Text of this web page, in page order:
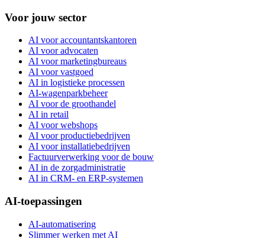
Voor jouw sector
AI voor accountantskantoren
AI voor advocaten
AI voor marketingbureaus
AI voor vastgoed
AI in logistieke processen
AI-wagenparkbeheer
AI voor de groothandel
AI in retail
AI voor webshops
AI voor productiebedrijven
AI voor installatiebedrijven
Factuurverwerking voor de bouw
AI in de zorgadministratie
AI in CRM- en ERP-systemen
AI-toepassingen
AI-automatisering
Slimmer werken met AI